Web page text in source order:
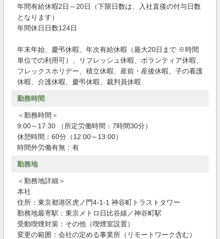
年間有給休暇2日～20日（下限日数は、入社直後の付与日数
となります）
年間休日日数124日
年末年始、慶弔休暇、年次有給休暇（最大20日まで ※時間
単位での利用可）、リフレッシュ休暇、ボランティア休暇、
フレックスホリデー、積立休暇、産前・産後休暇、子の看護
休暇、介護休暇、慶弔休暇、裁判員休暇
勤務時間
＜勤務時間＞
9:00～17:30 （所定労働時間：7時間30分）
休憩時間：60分（12:00～13:00）
時間外労働有無：有
勤務地
＜勤務地詳細＞
本社
住所：東京都港区虎ノ門4-1-1 神谷町トラストタワー
勤務地最寄駅：東京メトロ日比谷線／神谷町駅
受動喫煙対策：その他（喫煙室設置）
変更の範囲：会社の定める事業所（リモートワーク含む）